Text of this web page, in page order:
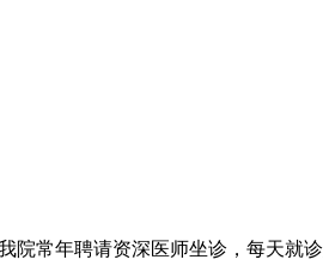
院常年聘请资深医师坐诊，每天就